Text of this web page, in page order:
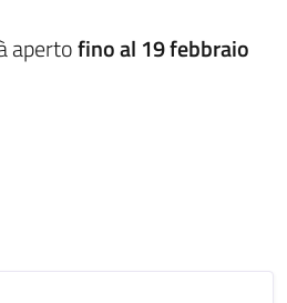
apertofino al 19 febbraio